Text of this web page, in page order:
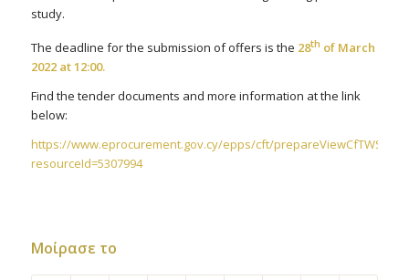
study.
The deadline for the submission of offers is the 28th of March
2022 at 12:00.
Find the tender documents and more information at the link
below:
https://www.eprocurement.gov.cy/epps/cft/prepareViewCfTWS.do?
resourceId=5307994
Μοίρασε το